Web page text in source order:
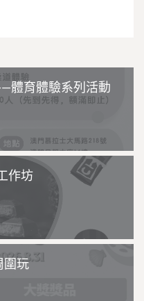
體育體驗系列活動
作坊
圍玩